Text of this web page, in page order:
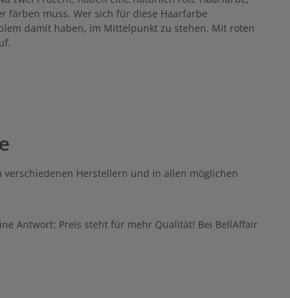
färben muss. Wer sich für diese Haarfarbe
damit haben, im Mittelpunkt zu stehen. Mit roten
Herstellern und in allen möglichen
Antwort: Preis steht für mehr Qualität! Bei BellAffair